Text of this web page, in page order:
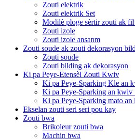
Zouti elektrik
Zouti elektrik Set
Modilè ploge sèrtir zouti ak fil
Zouti izole
Zouti izole ansanm
Zouti soude ak zouti dekorasyon
Zouti soude
Zouti bilding ak dekorasyon
Ki pa Peye-Etensèl Zouti Kwiv
Ki pa Peye-Sparking Kle an
Ki pa Peye-Sparking an kwiv
Ki pa Peye-Sparking mato
Ekselan zouti seri seri pou kay
Zouti bwa
Brikoleur zouti bwa
Machin bwa